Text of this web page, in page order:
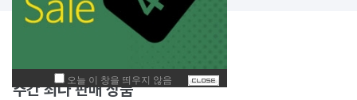
주간 최다 판매 상품